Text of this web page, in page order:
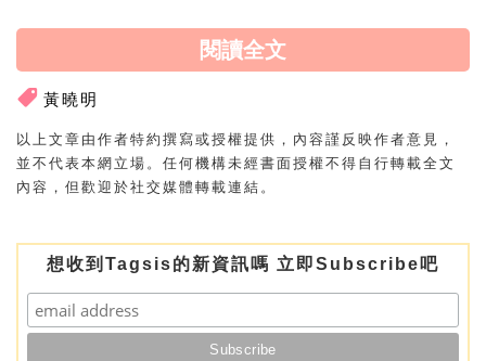
閱讀全文
黃曉明
以上文章由作者特約撰寫或授權提供，內容謹反映作者意見，
並不代表本網立場。任何機構未經書面授權不得自行轉載全文
內容，但歡迎於社交媒體轉載連結。
想收到Tagsis的新資訊嗎 立即Subscribe吧